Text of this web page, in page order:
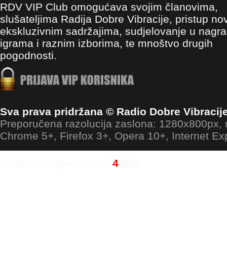
RDV VIP Club omogućava svojim članovima,
slušateljima Radija Dobre Vibracije, pristup
ekskluzivnim sadržajima, sudjelovanje u
igrama i raznim izborima, te mnoštvo drugih
pogodnosti.
Sva prava pridržana © Radio Dobre
Preporučena razolucija zaslona: 1280x800px,
Chrome 5+, Firefox 3+, Opera 10+, Internet
4